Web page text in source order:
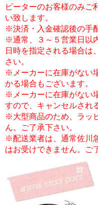
ピーターのお客様のみご
い致します。
※決済・入金確認後の手
※通常、３～５営業日以
日時を指定される場合は
さい。
※メーカーに在庫がない
かる場合もございます。
※メーカーに在庫がない
すので、キャンセルされ
※大型商品のため、ラッ
ん。ご了承下さい。
※配送業者は、通常佐川
はお受けできません。ご